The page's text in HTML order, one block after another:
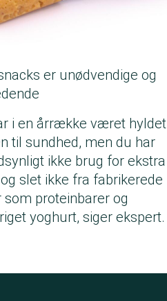
er unødvendige og
i en årrække været hyldet
til sundhed, men du har
ikke brug for ekstra
slet ikke fra fabrikerede
som proteinbarer og
yoghurt, siger ekspert.